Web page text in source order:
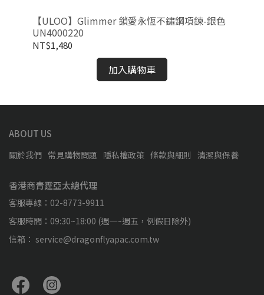
【ULOO】Glimmer 鎖愛永恆不鏽鋼項鍊-銀色
UN4000220
NT$1,480
加入購物車
ABOUT US
關於我們 常見購物問題 隱私權政策 條款與細則 清潔與保養
香港商青霆亞太總代理
客服專線：02-8773-9911
客服時間：09:30~18:00 (週一~週五，例假日除外)
信箱： service@dragonflyapac.com.tw